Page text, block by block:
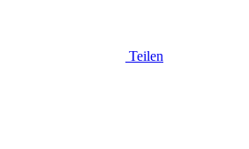
Teilen